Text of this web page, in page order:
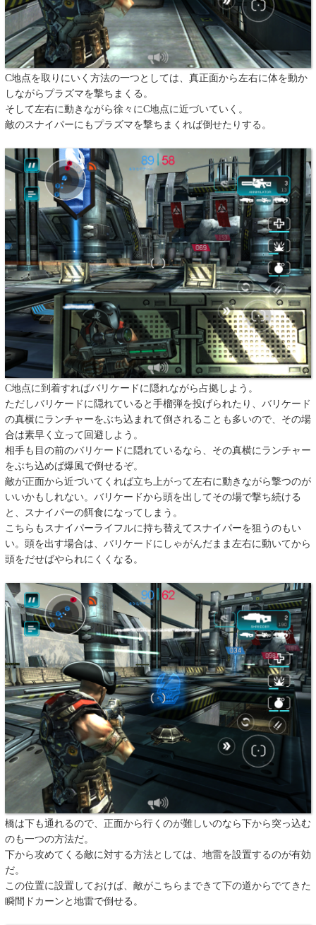
C地点を取りにいく方法の一つとしては、真正面から左右に体を動か
しながらプラズマを撃ちまくる。
そして左右に動きながら徐々にC地点に近づいていく。
敵のスナイパーにもプラズマを撃ちまくれば倒せたりする。
C地点に到着すればバリケードに隠れながら占拠しよう。
ただしバリケードに隠れていると手榴弾を投げられたり、バリケード
の真横にランチャーをぶち込まれて倒されることも多いので、その場
合は素早く立って回避しよう。
相手も目の前のバリケードに隠れているなら、その真横にランチャー
をぶち込めば爆風で倒せるぞ。
敵が正面から近づいてくれば立ち上がって左右に動きながら撃つのが
いいかもしれない。バリケードから頭を出してその場で撃ち続ける
と、スナイパーの餌食になってしまう。
こちらもスナイパーライフルに持ち替えてスナイパーを狙うのもい
い。頭を出す場合は、バリケードにしゃがんだまま左右に動いてから
頭をだせばやられにくくなる。
橋は下も通れるので、正面から行くのが難しいのなら下から突っ込む
のも一つの方法だ。
下から攻めてくる敵に対する方法としては、地雷を設置するのが有効
だ。
この位置に設置しておけば、敵がこちらまできて下の道からでてきた
瞬間ドカーンと地雷で倒せる。